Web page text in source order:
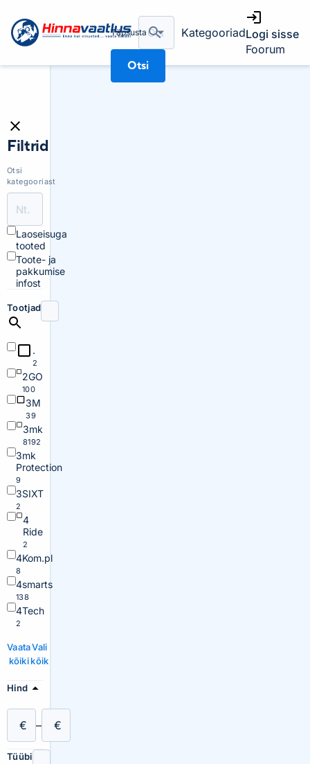
Täpsusta
Otsi
KategooriadLogi sisse
Foorum
Filtrid
Otsi
kategooriast
Laoseisuga
tooted
Toote- ja
pakkumise
infost
Tootjad
.
2
2GO
100
3M
39
3mk
8192
3mk
Protection
9
3SIXT
2
4
Ride
2
4Kom.pl
8
4smarts
138
4Tech
2
Vaata
kõiki
Vali
kõik
Hind
€ – €
Tüübi